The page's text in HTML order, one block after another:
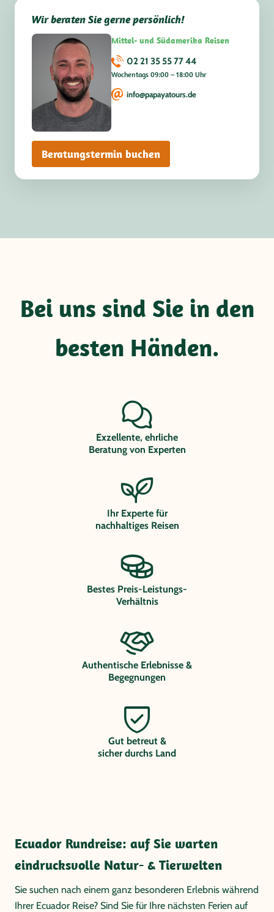
Wir beraten Sie gerne persönlich!
Mittel- und Südamerika Reisen
02 21 35 55 77 44
Wochentags 09:00 – 18:00 Uhr
info@papayatours.de
Beratungstermin buchen
Bei uns sind Sie in den
besten Händen.
Exzellente, ehrliche
Beratung von Experten
Ihr Experte für
nachhaltiges Reisen
Bestes Preis-Leistungs-
Verhältnis
Authentische Erlebnisse &
Begegnungen
Gut betreut &
sicher durchs Land
Ecuador Rundreise: auf Sie warten
eindrucksvolle Natur- & Tierwelten
Sie suchen nach einem ganz besonderen Erlebnis während
Ihrer Ecuador Reise? Sind Sie für Ihre nächsten Ferien auf